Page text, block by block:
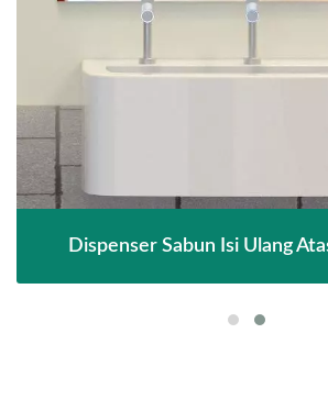
Dispenser Sabun Isi Ulang